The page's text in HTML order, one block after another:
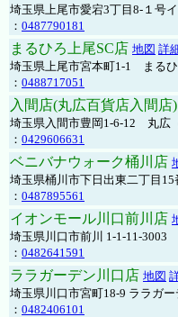
埼玉県上尾市愛宕3丁目8-１号
： 0487790181
まるひろ上尾SC店 地図 詳
埼玉県上尾市宮本町1-1 まるひ
： 0488717051
入間店(丸広百貨店入間店)
埼玉県入間市豊岡1-6-12 丸広
： 0429606631
ベニバナウォーク桶川店
埼玉県桶川市下日出東二丁目
： 0487895561
イオンモール川口前川店
埼玉県川口市前川 1-1-11-3003
： 0482641591
ララガーデン川口店 地図
埼玉県川口市宮町18-9 ララガー
： 0482406101